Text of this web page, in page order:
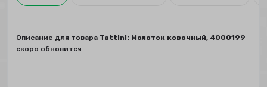
Описание для товара Tattini: Молоток ковочный, 4000199
скоро обновится